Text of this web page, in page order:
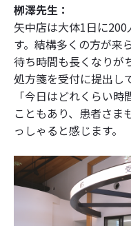
栁澤先生：
矢中店は大体1日に
す。結構多くの方が来
待ち時間も長くなりが
処方箋を受付に提出し
「今日はどれくらい
こともあり、患者さま
っしゃると感じます。